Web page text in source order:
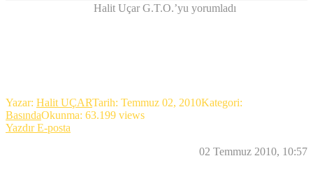
Halit Uçar G.T.O.’yu yorumladı
Yazar: Halit UÇARTarih: Temmuz 02, 2010Kategori:
BasındaOkunma: 63.199 views
Yazdır E-posta
02 Temmuz 2010, 10:57